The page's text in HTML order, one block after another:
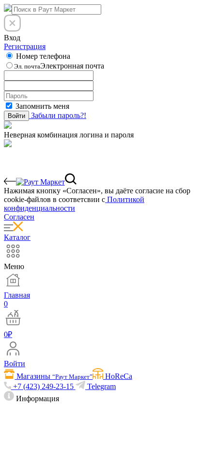
Вход
Регистрация
Номер телефона
Эл. почтаЭлектронная почта
Запомнить меня
Войти Забыли пароль?!
Неверная комбинация логина и пароля
Нажимая кнопку «Согласен», вы даёте cогласие на сбор
cookie-файлов в соответсвии с Политикой
конфиденциальности
Согласен
Каталог
Меню
Главная
0
0₽
Войти
Магазины“Раут Маркет”
HoReCa
+7 (423) 249-23-15
Telegram
Информация